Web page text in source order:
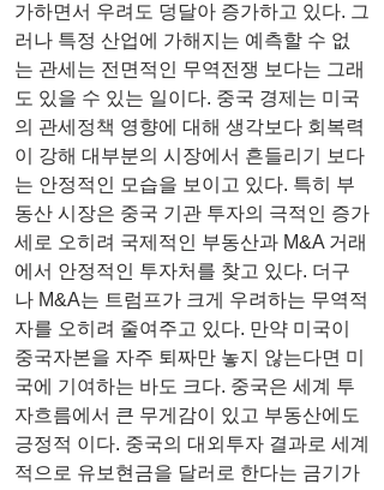
가하면서 우려도 덩달아 증가하고 있다. 그
러나 특정 산업에 가해지는 예측할 수 없
는 관세는 전면적인 무역전쟁 보다는 그래
도 있을 수 있는 일이다. 중국 경제는 미국
의 관세정책 영향에 대해 생각보다 회복력
이 강해 대부분의 시장에서 흔들리기 보다
는 안정적인 모습을 보이고 있다. 특히 부
동산 시장은 중국 기관 투자의 극적인 증가
세로 오히려 국제적인 부동산과 M&A 거래
에서 안정적인 투자처를 찾고 있다. 더구
나 M&A는 트럼프가 크게 우려하는 무역적
자를 오히려 줄여주고 있다. 만약 미국이
중국자본을 자주 퇴짜만 놓지 않는다면 미
국에 기여하는 바도 크다. 중국은 세계 투
자흐름에서 큰 무게감이 있고 부동산에도
긍정적 이다. 중국의 대외투자 결과로 세계
적으로 유보현금을 달러로 한다는 금기가